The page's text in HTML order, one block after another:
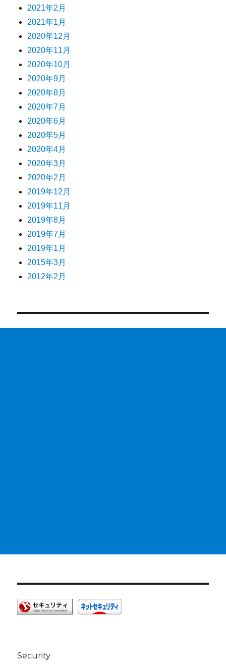
2021年2月
2021年1月
2020年12月
2020年11月
2020年10月
2020年9月
2020年8月
2020年7月
2020年6月
2020年5月
2020年4月
2020年3月
2020年2月
2019年12月
2019年11月
2019年8月
2019年7月
2019年1月
2015年3月
2012年2月
Security